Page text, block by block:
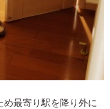
最寄り駅を降り外に